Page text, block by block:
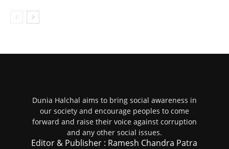
Dunia Halchal aims to bring social awareness in
our society and encourage peoples to come
forward and raise their voice against corruption
and any other social issues.
Editor & Publisher : Ramesh Chandra Patra